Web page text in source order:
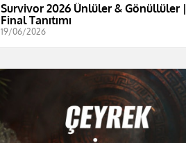
Survivor 2026 Ünlüler & Gönüllüler |
Final Tanıtımı
19/06/2026